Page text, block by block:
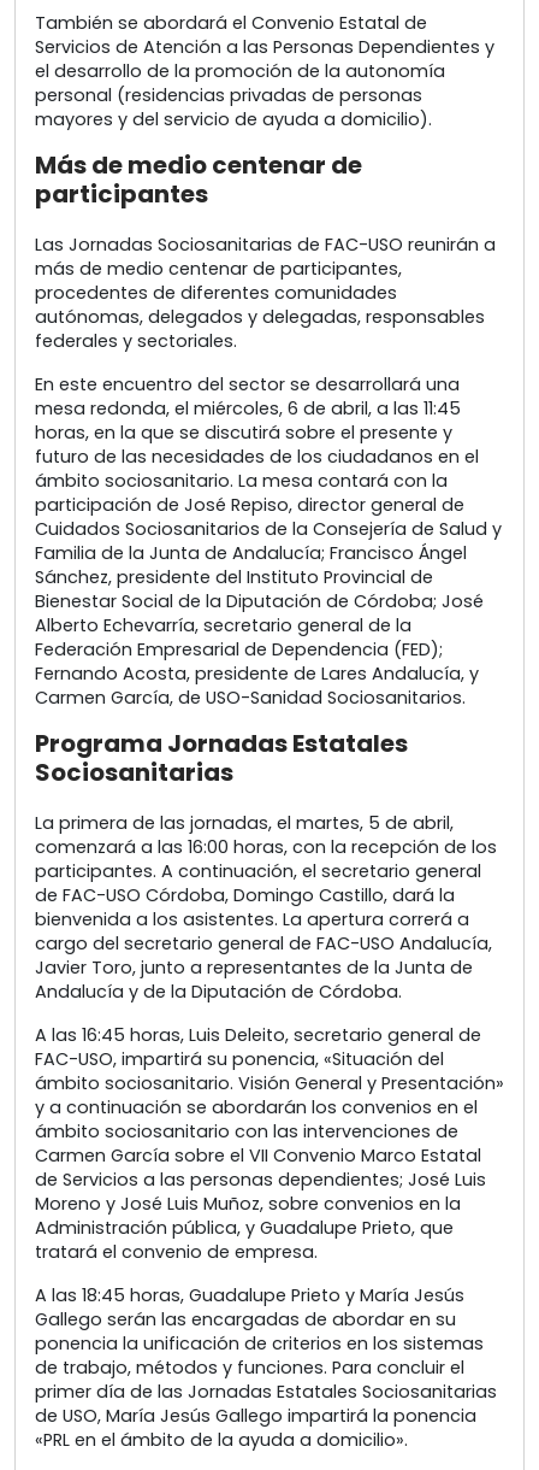
También se abordará el Convenio Estatal de
Servicios de Atención a las Personas Dependientes y
el desarrollo de la promoción de la autonomía
personal (residencias privadas de personas
mayores y del servicio de ayuda a domicilio).
Más de medio centenar de
participantes
Las Jornadas Sociosanitarias de FAC-USO reunirán a
más de medio centenar de participantes,
procedentes de diferentes comunidades
autónomas, delegados y delegadas, responsables
federales y sectoriales.
En este encuentro del sector se desarrollará una
mesa redonda, el miércoles, 6 de abril, a las 11:45
horas, en la que se discutirá sobre el presente y
futuro de las necesidades de los ciudadanos en el
ámbito sociosanitario. La mesa contará con la
participación de José Repiso, director general de
Cuidados Sociosanitarios de la Consejería de Salud y
Familia de la Junta de Andalucía; Francisco Ángel
Sánchez, presidente del Instituto Provincial de
Bienestar Social de la Diputación de Córdoba; José
Alberto Echevarría, secretario general de la
Federación Empresarial de Dependencia (FED);
Fernando Acosta, presidente de Lares Andalucía, y
Carmen García, de USO-Sanidad Sociosanitarios.
Programa Jornadas Estatales
Sociosanitarias
La primera de las jornadas, el martes, 5 de abril,
comenzará a las 16:00 horas, con la recepción de los
participantes. A continuación, el secretario general
de FAC-USO Córdoba, Domingo Castillo, dará la
bienvenida a los asistentes. La apertura correrá a
cargo del secretario general de FAC-USO Andalucía,
Javier Toro, junto a representantes de la Junta de
Andalucía y de la Diputación de Córdoba.
A las 16:45 horas, Luis Deleito, secretario general de
FAC-USO, impartirá su ponencia, «Situación del
ámbito sociosanitario. Visión General y Presentación»
y a continuación se abordarán los convenios en el
ámbito sociosanitario con las intervenciones de
Carmen García sobre el VII Convenio Marco Estatal
de Servicios a las personas dependientes; José Luis
Moreno y José Luis Muñoz, sobre convenios en la
Administración pública, y Guadalupe Prieto, que
tratará el convenio de empresa.
A las 18:45 horas, Guadalupe Prieto y María Jesús
Gallego serán las encargadas de abordar en su
ponencia la unificación de criterios en los sistemas
de trabajo, métodos y funciones. Para concluir el
primer día de las Jornadas Estatales Sociosanitarias
de USO, María Jesús Gallego impartirá la ponencia
«PRL en el ámbito de la ayuda a domicilio».